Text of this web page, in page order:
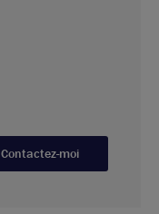
Contactez-moi